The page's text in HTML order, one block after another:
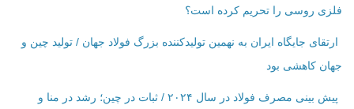
فلزی روسی را تحریم کرده است؟
ارتقای جایگاه ایران به نهمین تولیدکننده بزرگ فولاد جهان / تولید چین و
جهان کاهشی بود
پیش بینی مصرف فولاد در سال ۲۰۲۴ / ثبات در چین؛ رشد در منا و